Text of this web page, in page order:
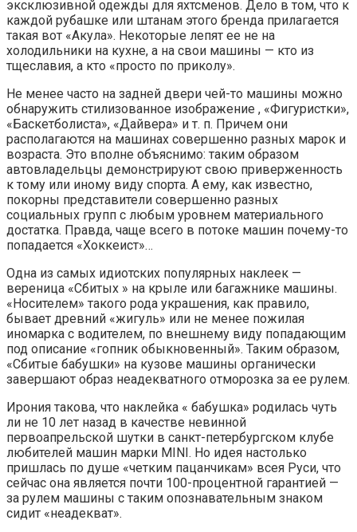
эксклюзивной одежды для яхтсменов. Дело в том, что к
каждой рубашке или штанам этого бренда прилагается
такая вот «Акула». Некоторые лепят ее не на
холодильники на кухне, а на свои машины — кто из
тщеславия, а кто «просто по приколу».
Не менее часто на задней двери чей-то машины можно
обнаружить стилизованное изображение , «Фигуристки»,
«Баскетболиста», «Дайвера» и т. п. Причем они
располагаются на машинах совершенно разных марок и
возраста. Это вполне объяснимо: таким образом
автовладельцы демонстрируют свою приверженность
к тому или иному виду спорта. А ему, как известно,
покорны представители совершенно разных
социальных групп с любым уровнем материального
достатка. Правда, чаще всего в потоке машин почему-то
попадается «Хоккеист»…
Одна из самых идиотских популярных наклеек —
вереница «Сбитых » на крыле или багажнике машины.
«Носителем» такого рода украшения, как правило,
бывает древний «жигуль» или не менее пожилая
иномарка с водителем, по внешнему виду попадающим
под описание «гопник обыкновенный». Таким образом,
«Сбитые бабушки» на кузове машины органически
завершают образ неадекватного отморозка за ее рулем.
Ирония такова, что наклейка « бабушка» родилась чуть
ли не 10 лет назад в качестве невинной
первоапрельской шутки в санкт-петербургском клубе
любителей машин марки MINI. Но идея настолько
пришлась по душе «четким пацанчикам» всея Руси, что
сейчас она является почти 100-процентной гарантией —
за рулем машины с таким опознавательным знаком
сидит «неадекват».